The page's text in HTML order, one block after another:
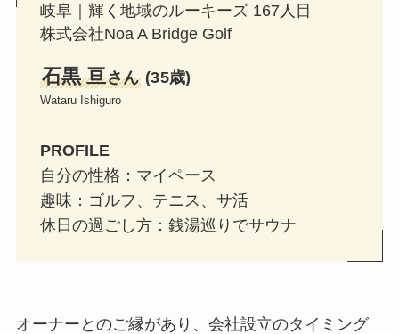
岐阜｜輝く地域のルーキーズ 167人目
株式会社Noa A Bridge Golf
石黒 亘さん (35歳)
Wataru Ishiguro
PROFILE
自分の性格：マイペース
趣味： ゴルフ、テニス、サ活
休日の過ごし方： 銭湯巡りでサウナ
オーナーとのご縁があり、会社設立のタイミング